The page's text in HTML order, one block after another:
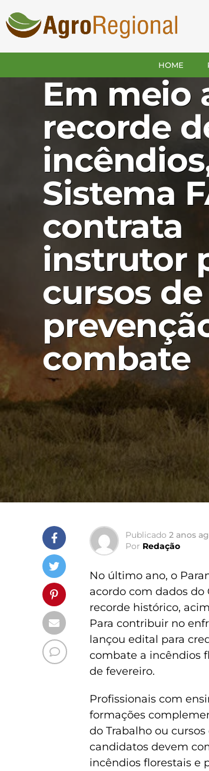
HOME
Em meio
recorde
Sistema
contrata
instrutor
cursos de
combate
Publicado 2 anos
Por Redação
No último ano, o
acordo com dados do
recorde histórico,
Para contribuir no
lançou edital para
combate a incêndios
de fevereiro.
Profissionais com
formações
do Trabalho ou
candidatos devem
incêndios florestais e